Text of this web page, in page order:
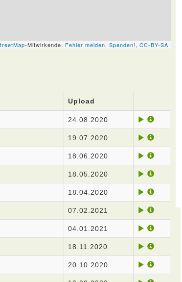
Upload
24.08.2020
19.07.2020
18.06.2020
18.05.2020
18.04.2020
07.02.2021
04.01.2021
18.11.2020
20.10.2020